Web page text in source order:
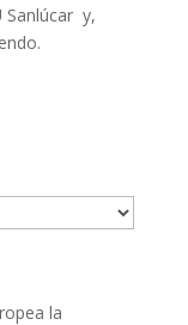
Sanlúcar y,
la